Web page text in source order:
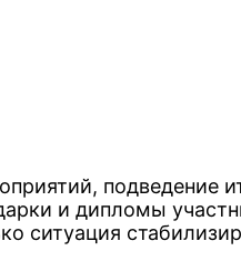
подведение
и дипломы
ситуация